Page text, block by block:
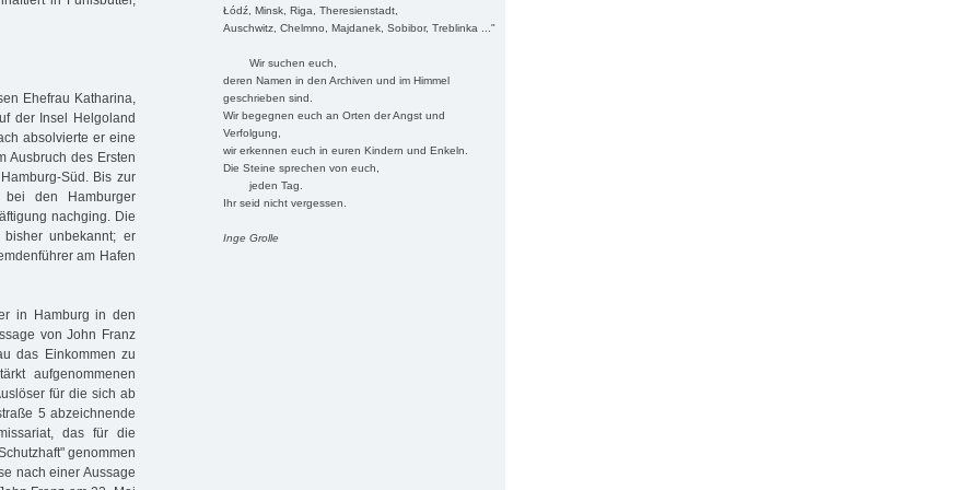
Łódź, Minsk, Riga, Theresienstadt,
Auschwitz, Chelmno, Majdanek, Sobibor, Treblinka ..."
Wir suchen euch,
deren Namen in den Archiven und im Himmel
geschrieben sind.
Wir begegnen euch an Orten der Angst und
Verfolgung,
wir erkennen euch in euren Kindern und Enkeln.
Die Steine sprechen von euch,
jeden Tag.
Ihr seid nicht vergessen.
Inge Grolle
Ehefrau Katharina,
der Insel Helgoland
absolvierte er eine
Ausbruch des Ersten
Süd. Bis zur
den Hamburger
nachging. Die
unbekannt; er
am Hafen
in Hamburg in den
von John Franz
das Einkommen zu
aufgenommenen
für die sich ab
5 abzeichnende
das für die
genommen
nach einer Aussage